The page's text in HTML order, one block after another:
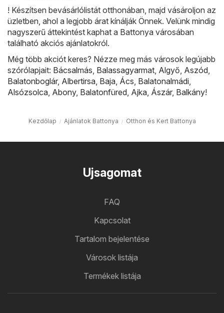
! Készítsen bevásárlólistát otthonában, majd vásároljon az
üzletben, ahol a legjobb árat kínálják Önnek. Velünk mindig
nagyszerű áttekintést kaphat a Battonya városában
található akciós ajánlatokról.
Még több akciót keres? Nézze meg más városok legújabb
szórólapjait: Bácsalmás, Balassagyarmat, Algyő, Aszód,
Balatonboglár, Albertirsa, Baja, Ács, Balatonalmádi,
Alsózsolca, Abony, Balatonfüred, Ajka, Ászár, Balkány!
Kezdőlap Ajánlatok Battonya Otthon és Kert Battonya
Ujsagomat
FAQ
Kapcsolat
Tartalom bejelentése
Városok listája
Termékek listája